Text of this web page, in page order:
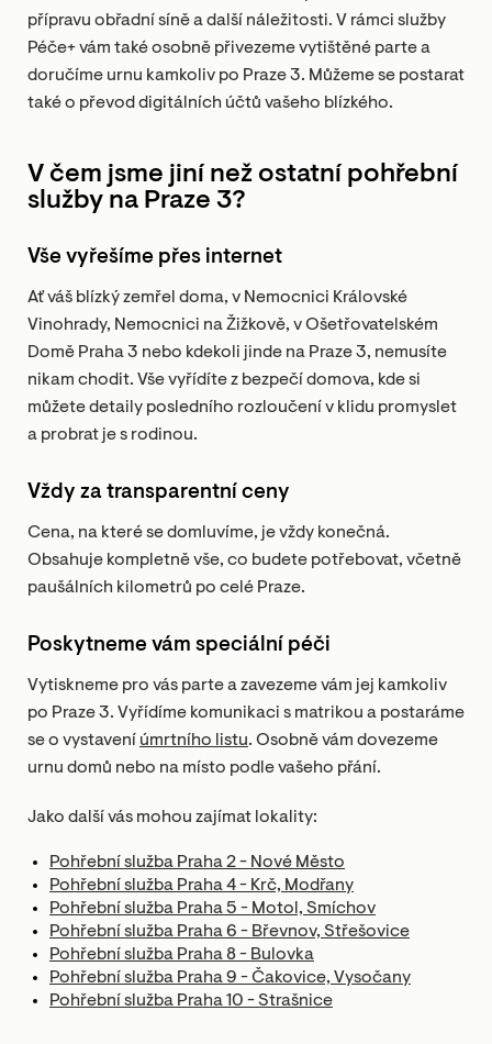
přípravu obřadní síně a další náležitosti. V rámci služby
Péče+ vám také osobně přivezeme vytištěné parte a
doručíme urnu kamkoliv po Praze 3. Můžeme se postarat
také o převod digitálních účtů vašeho blízkého.
V čem jsme jiní než ostatní pohřební
služby na Praze 3?
Vše vyřešíme přes internet
Ať váš blízký zemřel doma, v Nemocnici Královské
Vinohrady, Nemocnici na Žižkově, v Ošetřovatelském
Domě Praha 3 nebo kdekoli jinde na Praze 3, nemusíte
nikam chodit. Vše vyřídíte z bezpečí domova, kde si
můžete detaily posledního rozloučení v klidu promyslet
a probrat je s rodinou.
Vždy za transparentní ceny
Cena, na které se domluvíme, je vždy konečná.
Obsahuje kompletně vše, co budete potřebovat, včetně
paušálních kilometrů po celé Praze.
Poskytneme vám speciální péči
Vytiskneme pro vás parte a zavezeme vám jej kamkoliv
po Praze 3. Vyřídíme komunikaci s matrikou a postaráme
se o vystavení úmrtního listu. Osobně vám dovezeme
urnu domů nebo na místo podle vašeho přání.
Jako další vás mohou zajímat lokality:
Pohřební služba Praha 2 - Nové Město
Pohřební služba Praha 4 - Krč, Modřany
Pohřební služba Praha 5 - Motol, Smíchov
Pohřební služba Praha 6 - Břevnov, Střešovice
Pohřební služba Praha 8 - Bulovka
Pohřební služba Praha 9 - Čakovice, Vysočany
Pohřební služba Praha 10 - Strašnice